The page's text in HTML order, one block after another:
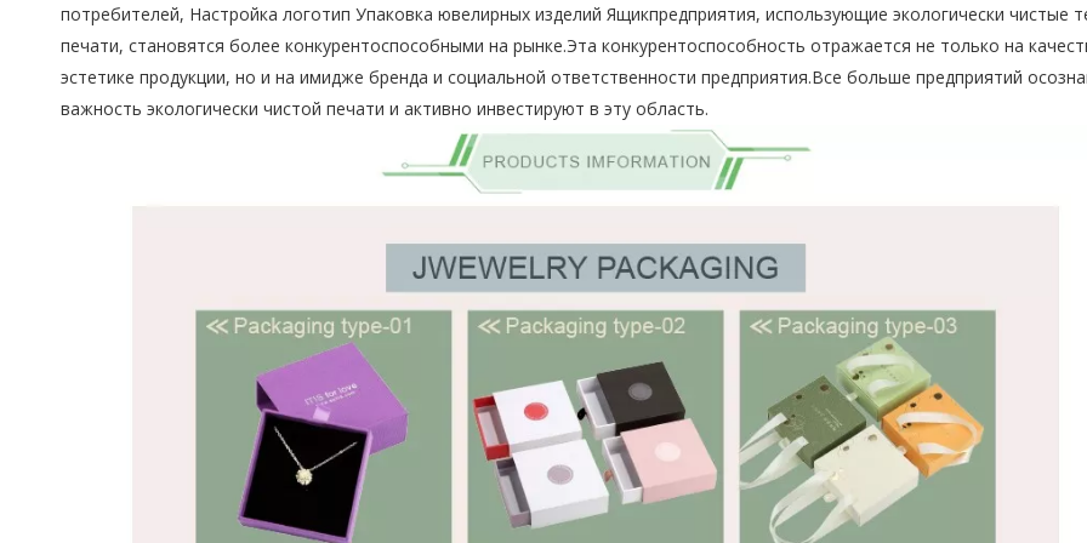
потребителей, Настройка логотип Упаковка ювелирных изделий Ящикпредприятия, использующие экологически чистые
печати, становятся более конкурентоспособными на рынке.Эта конкурентоспособность отражается не только на
эстетике продукции, но и на имидже бренда и социальной ответственности предприятия.Все больше предприятий
важность экологически чистой печати и активно инвестируют в эту область.